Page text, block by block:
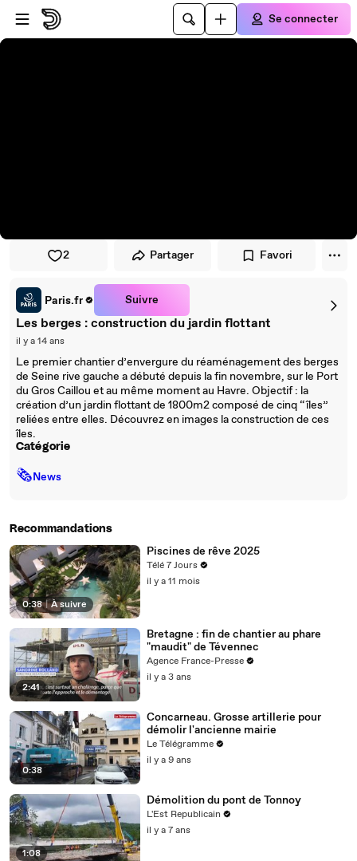
Passer au player
Passer au contenu principal
Se connecter
2 Partager Favori
Paris.fr Suivre
Les berges : construction du jardin flottant
il y a 14 ans
Le premier chantier d’envergure du réaménagement des berges
de Seine rive gauche a débuté depuis la fin novembre, sur le Port
du Gros Caillou et au même moment au Havre. Objectif : la
création d’un jardin flottant de 1800m2 composé de cinq “îles”
reliées entre elles. Découvrez en images la construction de ces
îles.
Catégorie
🗞News
Recommandations
0:38 | À suivre
Piscines de rêve 2025
Télé 7 Jours
il y a 11 mois
2:41
Bretagne : fin de chantier au phare
"maudit" de Tévennec
Agence France-Presse
il y a 3 ans
0:38
Concarneau. Grosse artillerie pour
démolir l'ancienne mairie
Le Télégramme
il y a 9 ans
1:08
Démolition du pont de Tonnoy
L'Est Republicain
il y a 7 ans